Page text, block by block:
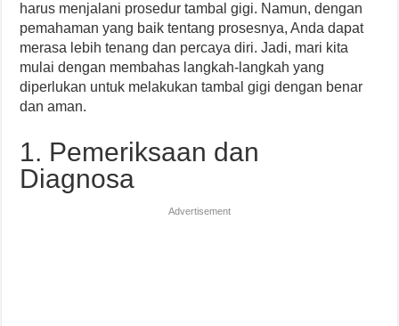
harus menjalani prosedur tambal gigi. Namun, dengan
pemahaman yang baik tentang prosesnya, Anda dapat
merasa lebih tenang dan percaya diri. Jadi, mari kita
mulai dengan membahas langkah-langkah yang
diperlukan untuk melakukan tambal gigi dengan benar
dan aman.
1. Pemeriksaan dan
Diagnosa
Advertisement